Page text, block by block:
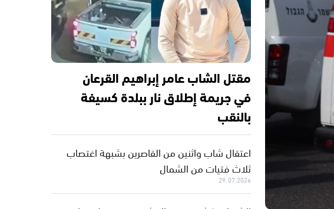
مقتل الشاب عامر إبراهيم القرعان
في جريمة إطلاق نار ببلدة كسيفة
بالنقب
اعتقال شاب واثنين من القاصرين بشبهة اغتصاب
ثلاث فتيات من الشمال
29.07.2026